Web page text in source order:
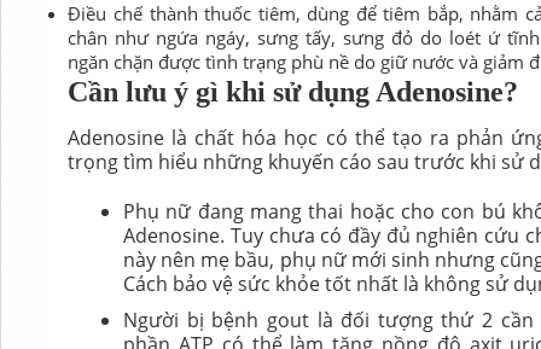
Điều chế thành thuốc tiêm, dùng để tiêm bắp, nhằm
chân như ngứa ngáy, sưng tấy, sưng đỏ do loét ứ
ngăn chặn được tình trạng phù nề do giữ nước và giảm
Cần lưu ý gì khi sử dụng Adenosine?
Adenosine là chất hóa học có thể tạo ra phản
trọng tìm hiểu những khuyến cáo sau trước khi sử
Phụ nữ đang mang thai hoặc cho con bú
Adenosine. Tuy chưa có đầy đủ nghiên cứu
này nên mẹ bầu, phụ nữ mới sinh nhưng
Cách bảo vệ sức khỏe tốt nhất là không sử
Người bị bệnh gout là đối tượng thứ 2
phần ATP có thể làm tăng nồng độ axit